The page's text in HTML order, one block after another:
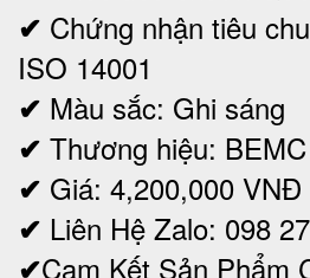
✔ Chứng nhận tiêu
ISO 14001
✔ Màu sắc: Ghi sáng
✔ Thương hiệu: BEMC
✔ Giá: 4,200,000 VNĐ
✔ Liên Hệ Zalo: 098
✔Cam Kết Sản Phẩm